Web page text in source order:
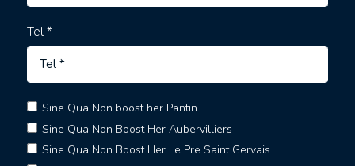
Tel *
Sine Qua Non boost her Pantin
Sine Qua Non Boost Her Aubervilliers
Sine Qua Non Boost Her Le Pre Saint Gervais